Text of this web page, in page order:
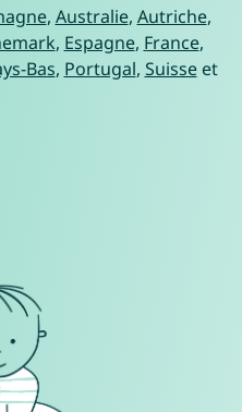
, Australie, Autriche,
, Espagne, France,
Bas, Portugal, Suisseet